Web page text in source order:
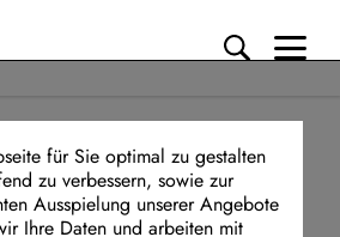
und Soziales
für Sie optimal zu gestalten
zu verbessern, sowie zur
Ausspielung unserer Angebote
Ihre Daten und arbeiten mit